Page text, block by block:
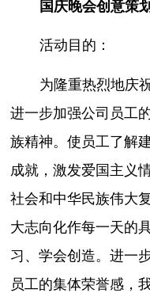
国庆晚会创意策
活动目的：
为隆重热烈地庆
进一步加强公司员工
族精神。使员工了解
成就，激发爱国主义
社会和中华民族伟大
大志向化作每一天的
习、学会创造。进一
员工的集体荣誉感，